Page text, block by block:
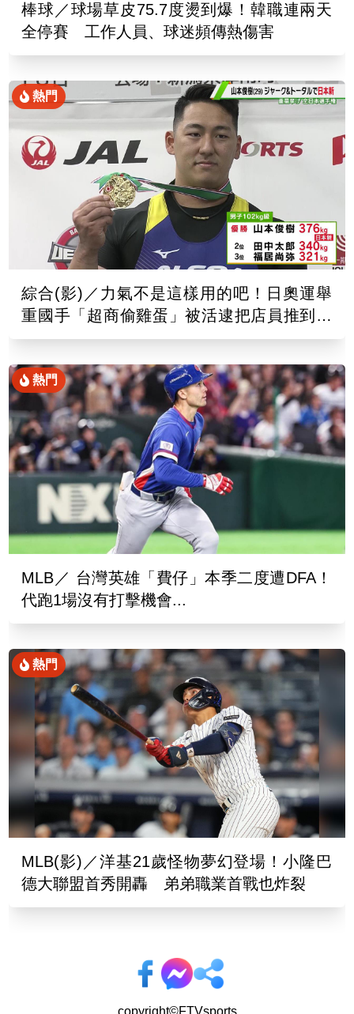
棒球／球場草皮75.7度燙到爆！韓職連兩天
全停賽 工作人員、球迷頻傳熱傷害
熱門
綜合(影)／力氣不是這樣用的吧！日奧運舉
重國手「超商偷雞蛋」被活逮把店員推到骨
折
熱門
MLB／ 台灣英雄「費仔」本季二度遭DFA！
代跑1場沒有打擊機會...
熱門
MLB(影)／洋基21歲怪物夢幻登場！小隆巴
德大聯盟首秀開轟 弟弟職業首戰也炸裂